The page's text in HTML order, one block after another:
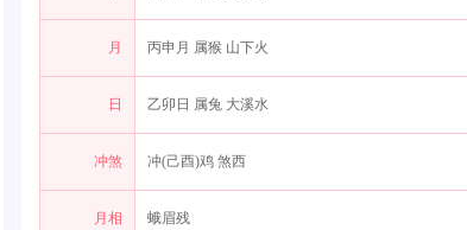
月 丙申月 属猴 山下火
日 乙卯日 属兔 大溪水
冲煞 冲(己酉)鸡 煞西
月相 蛾眉残